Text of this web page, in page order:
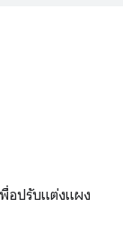
อปรับแต่งแผง